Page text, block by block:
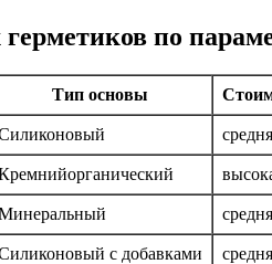
по
Тип основы
с добавками